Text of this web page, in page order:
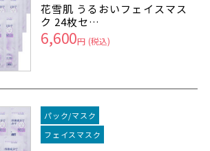
花雪肌 うるおいフェイスマス
ク 24枚セ…
6,600円 (税込)
パック/マスク
フェイスマスク